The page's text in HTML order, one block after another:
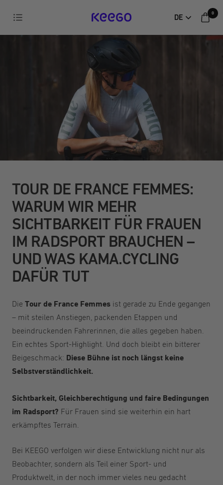
Navigation KEEGO DE
0
TOUR DE FRANCE FEMMES:
WARUM WIR MEHR
SICHTBARKEIT FÜR FRAUEN
IM RADSPORT BRAUCHEN –
UND WAS KAMA.CYCLING
DAFÜR TUT
Die Tour de France Femmes ist gerade zu Ende gegangen
– mit steilen Anstiegen, packenden Etappen und
beeindruckenden Fahrerinnen, die alles gegeben haben.
Ein echtes Sport-Highlight. Und doch bleibt ein bitterer
Beigeschmack: Diese Bühne ist noch längst keine
Selbstverständlichkeit.
Sichtbarkeit, Gleichberechtigung und faire Bedingungen
im Radsport? Für Frauen sind sie weiterhin ein hart
erkämpftes Terrain.
Bei KEEGO verfolgen wir diese Entwicklung nicht nur als
Beobachter, sondern als Teil einer Sport- und
Produktwelt, in der noch immer vieles neu gedacht